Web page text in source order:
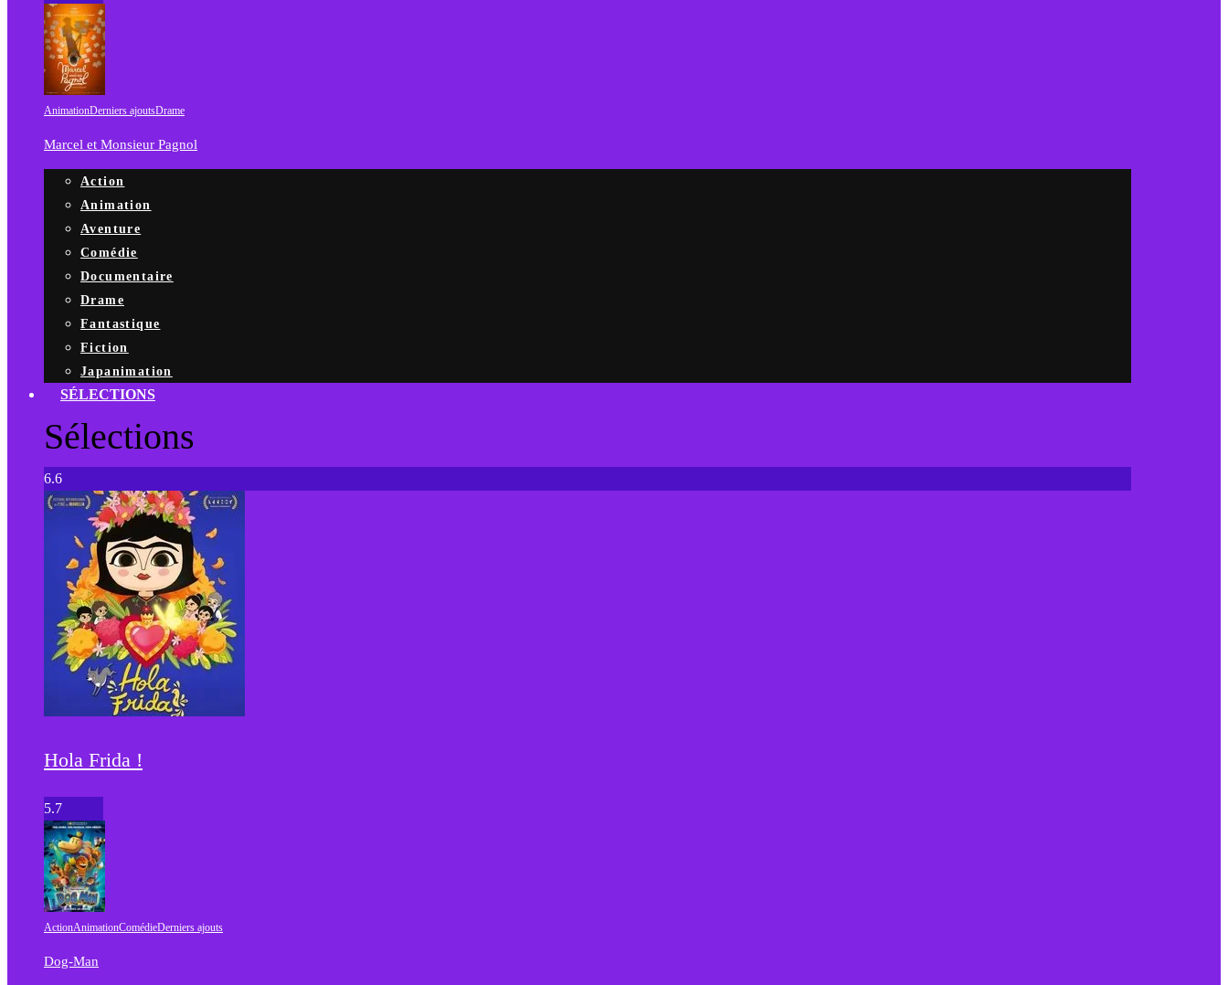
AnimationDerniers ajoutsDrame
Marcel et Monsieur Pagnol
Action
Animation
Aventure
Comédie
Documentaire
Drame
Fantastique
Fiction
Japanimation
SÉLECTIONS
Sélections
6.6
Hola Frida !
5.7
ActionAnimationComédieDerniers ajouts
Dog-Man